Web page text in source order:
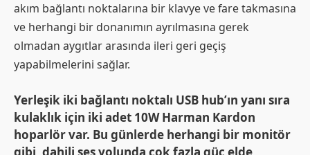
akım bağlantı noktalarına bir klavye ve fare takmasına
ve herhangi bir donanımın ayrılmasına gerek
olmadan aygıtlar arasında ileri geri geçiş
yapabilmelerini sağlar.
Yerleşik iki bağlantı noktalı USB hub’ın yanı sıra
kulaklık için iki adet 10W Harman Kardon
hoparlör var. Bu günlerde herhangi bir monitör
gibi, dahili ses yolunda çok fazla güç elde